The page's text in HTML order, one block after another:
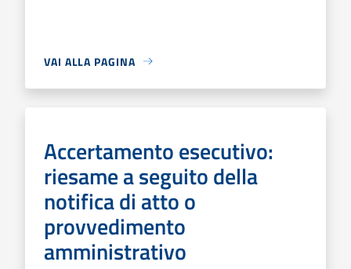
VAI ALLA PAGINA
Accertamento esecutivo:
riesame a seguito della
notifica di atto o
provvedimento
amministrativo